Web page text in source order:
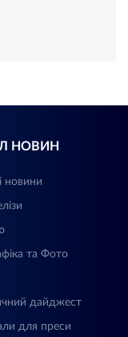
НОВИН
новини
та Фото
дайджест
для преси